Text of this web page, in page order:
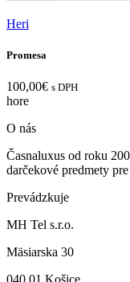
Heri
Promesa
100,00€ s DPH
hore
O nás
Časnaluxus od roku
darčekové predmety
Prevádzkuje
MH Tel s.r.o.
Mäsiarska 30
040 01 Košice